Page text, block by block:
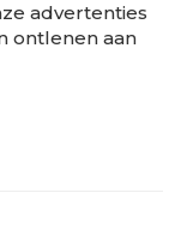
advertenties
ontlenen aan